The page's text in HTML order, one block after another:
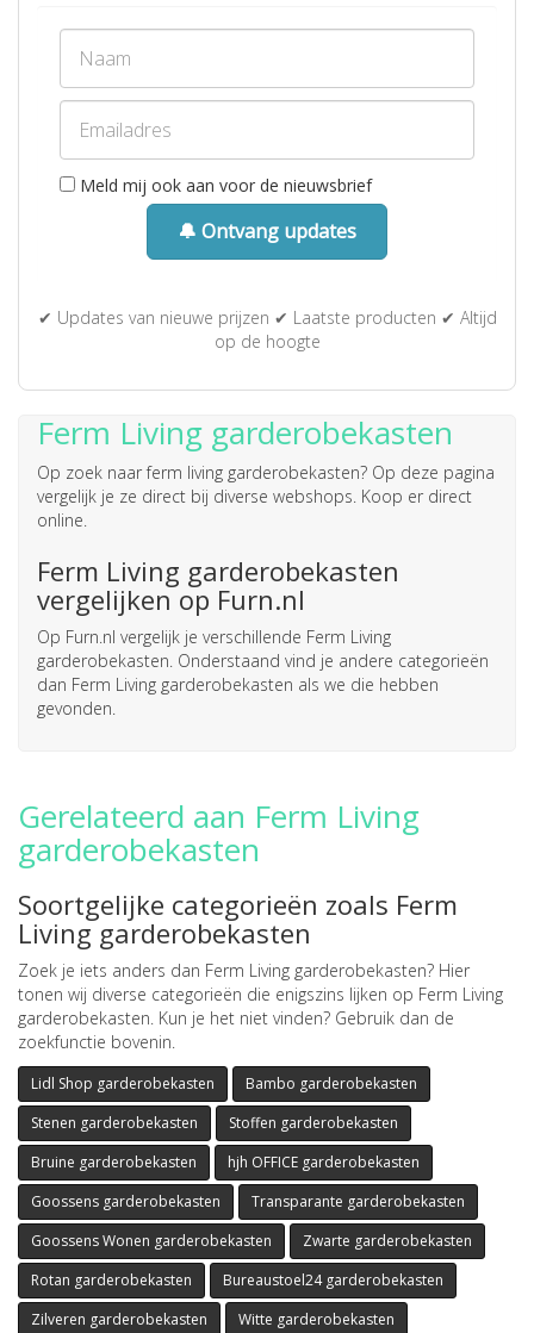
Meld mij ook aan voor de nieuwsbrief
🔔 Ontvang updates
✔ Updates van nieuwe prijzen ✔ Laatste producten ✔ Altijd
op de hoogte
Ferm Living garderobekasten
Op zoek naarferm living garderobekasten? Op deze pagina
vergelijk je ze direct bij diverse webshops. Koop er direct
online.
Ferm Living garderobekasten
vergelijken op Furn.nl
Op Furn.nl vergelijk je verschillende Ferm Living
garderobekasten. Onderstaand vind je andere categorieën
dan Ferm Living garderobekasten als we die hebben
gevonden.
Gerelateerd aan Ferm Living
garderobekasten
Soortgelijke categorieën zoals Ferm
Living garderobekasten
Zoek je iets anders dan Ferm Living garderobekasten? Hier
tonen wij diverse categorieën die enigszins lijken op Ferm Living
garderobekasten. Kun je het niet vinden? Gebruik dan de
zoekfunctie bovenin.
Lidl Shop garderobekasten
Bambo garderobekasten
Stenen garderobekasten
Stoffen garderobekasten
Bruine garderobekasten
hjh OFFICE garderobekasten
Goossens garderobekasten
Transparante garderobekasten
Goossens Wonen garderobekasten
Zwarte garderobekasten
Rotan garderobekasten
Bureaustoel24 garderobekasten
Zilveren garderobekasten
Witte garderobekasten